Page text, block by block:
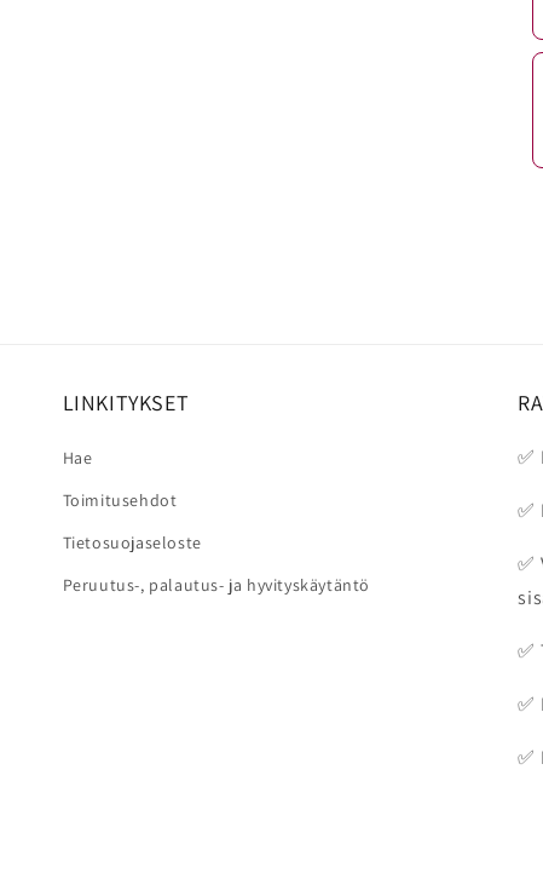
LINKITYKSET
Hae
Toimitusehdot
Tietosuojaseloste
Peruutus-, palautus- ja hyvityskäytäntö
✅
✅
✅
✅
✅
✅